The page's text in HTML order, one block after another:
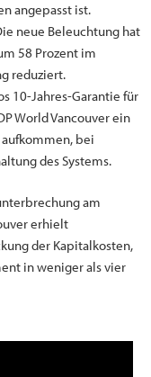
angepasst ist.
neue Beleuchtung hat
58 Prozent im
reduziert.
10-Jahres-Garantie für
World Vancouver ein
bei
des Systems.
am
erhielt
der Kapitalkosten,
in weniger als vier